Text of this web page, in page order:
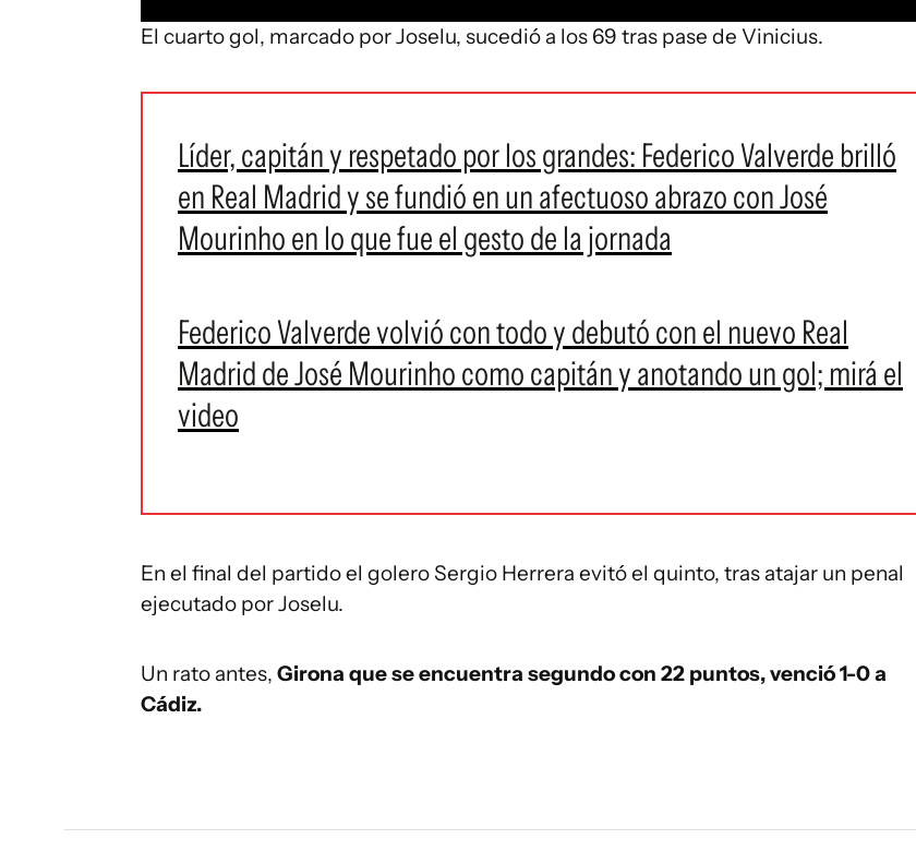
El cuarto gol, marcado por Joselu, sucedió a los 69 tras pase de Vinicius.
Líder, capitán y respetado por los grandes: Federico Valverde brilló
en Real Madrid y se fundió en un afectuoso abrazo con José
Mourinho en lo que fue el gesto de la jornada
Federico Valverde volvió con todo y debutó con el nuevo Real
Madrid de José Mourinho como capitán y anotando un gol; mirá el
video
En el final del partido el golero Sergio Herrera evitó el quinto, tras atajar un penal
ejecutado por Joselu.
Un rato antes, Girona que se encuentra segundo con 22 puntos, venció 1-0 a
Cádiz.